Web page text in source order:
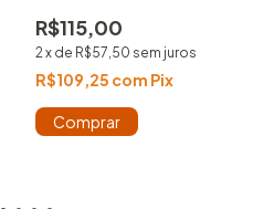
R$115,00
2 x de R$57,50 sem juros
R$109,25 com Pix
Comprar